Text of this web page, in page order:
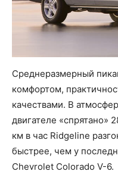
Среднеразмерный
комфортом,
качествами. В
двигателе «спрятано»
км в час Ridgeline
быстрее, чем у
Chevrolet Colorado V-6.